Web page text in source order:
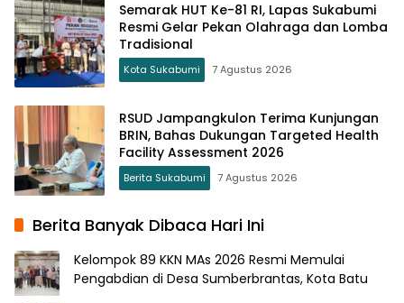
Semarak HUT Ke-81 RI, Lapas Sukabumi
Resmi Gelar Pekan Olahraga dan Lomba
Tradisional
Kota Sukabumi 7 Agustus 2026
RSUD Jampangkulon Terima Kunjungan
BRIN, Bahas Dukungan Targeted Health
Facility Assessment 2026
Berita Sukabumi 7 Agustus 2026
Berita Banyak Dibaca Hari Ini
Kelompok 89 KKN MAs 2026 Resmi Memulai
Pengabdian di Desa Sumberbrantas, Kota Batu